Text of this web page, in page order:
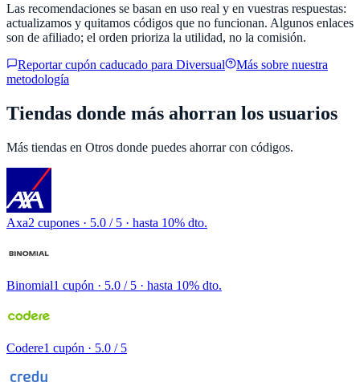
Las recomendaciones se basan en uso real y en vuestras respuestas:
actualizamos y quitamos códigos que no funcionan. Algunos enlaces
son de afiliado; el orden prioriza la utilidad, no la comisión.
Reportar cupón caducado para Diversual
Más sobre nuestra
metodología
Tiendas donde más ahorran los usuarios
Más tiendas en Otros donde puedes ahorrar con códigos.
Axa2 cupones · 5.0 / 5 · hasta 10% dto.
Binomial1 cupón · 5.0 / 5 · hasta 10% dto.
Codere1 cupón · 5.0 / 5